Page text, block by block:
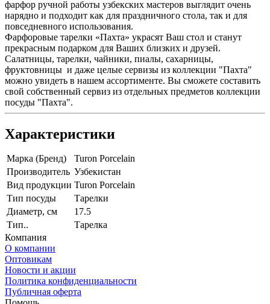
фарфор ручной работы узбекских мастеров выглядит очень
нарядно и подходит как для праздничного стола, так и для
повседневного использования.
Фарфоровые тарелки «Пахта» украсят Ваш стол и станут
прекрасным подарком для Ваших близких и друзей.
Салатницы, тарелки, чайники, пиалы, сахарницы,
фруктовницы и даже целые сервизы из коллекции "Пахта"
можно увидеть в нашем ассортименте. Вы сможете составить
свой собственный сервиз из отдельных предметов коллекции
посуды "Пахта".
Характеристики
Марка (Бренд)
Turon Porcelain
Производитель Узбекистан
Вид продукции Turon Porcelain
Тип посуды
Тарелки
Диаметр, см
17.5
Тип..
Тарелка
Компания
О компании
Оптовикам
Новости и акции
Политика конфиденциальности
Публичная оферта